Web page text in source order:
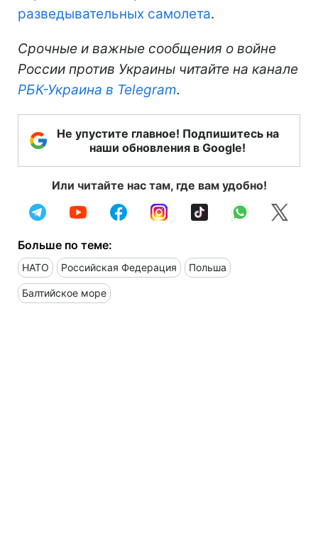
воздух из-за того, чтоистребитель Су-35
Эстонии. Это произошло в районе
полуострова Юминда.
На прошлой неделе над Балтийским
морем британские истребители также
перехватили два российских
Срочные и важные сообщения о войне
РБК-Украина в Telegram
Не упустите главное! Подпишитесь на
наши обновления в Google!